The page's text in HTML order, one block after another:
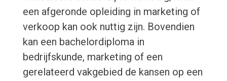
een afgeronde opleiding in marketing of
verkoop kan ook nuttig zijn. Bovendien
kan een bachelordiploma in
bedrijfskunde, marketing of een
gerelateerd vakgebied de kansen op een